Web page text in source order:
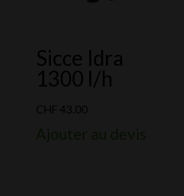
Sicce Idra
1300 l/h
CHF 43.00